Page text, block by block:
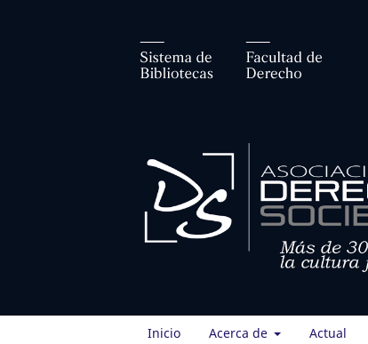
Inicio Acerca de Actual